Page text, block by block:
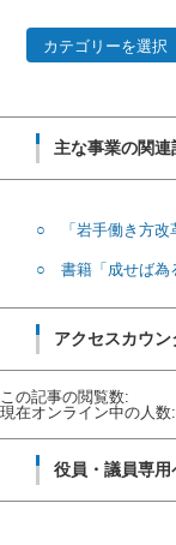
主な事業の関連
○ 「岩手働き方改
○ 書籍「成せば為
アクセスカウン
この記事の閲覧数:
現在オンライン中の人数:
役員・議員専用